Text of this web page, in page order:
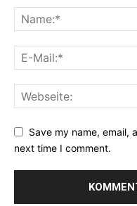
Save my name, email,
next time I comment.